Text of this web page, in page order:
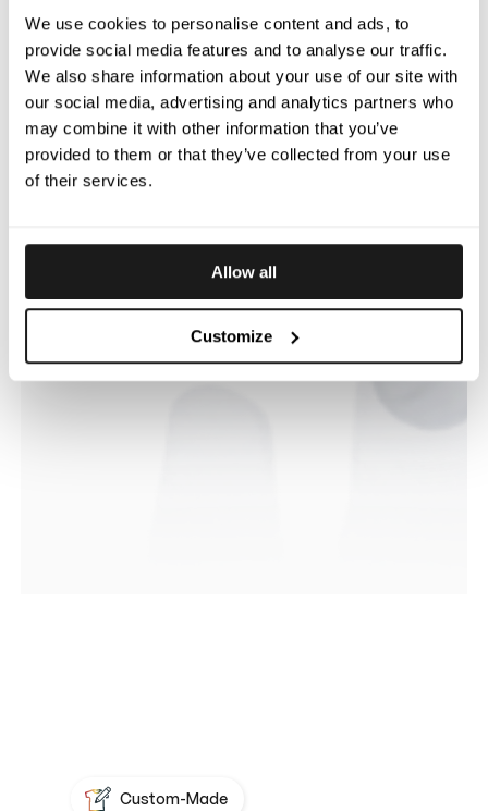
We use cookies to personalise content and ads, to
provide social media features and to analyse our traffic.
We also share information about your use of our site with
our social media, advertising and analytics partners who
may combine it with other information that you’ve
provided to them or that they’ve collected from your use
of their services.
Allow all
Customize
Custom-Made